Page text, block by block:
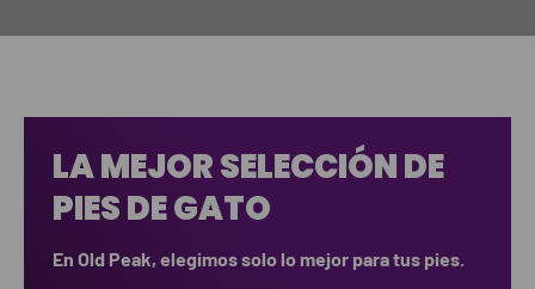
LA MEJOR SELECCIÓN DE
PIES DE GATO
En Old Peak, elegimos solo lo mejor para tus pies.